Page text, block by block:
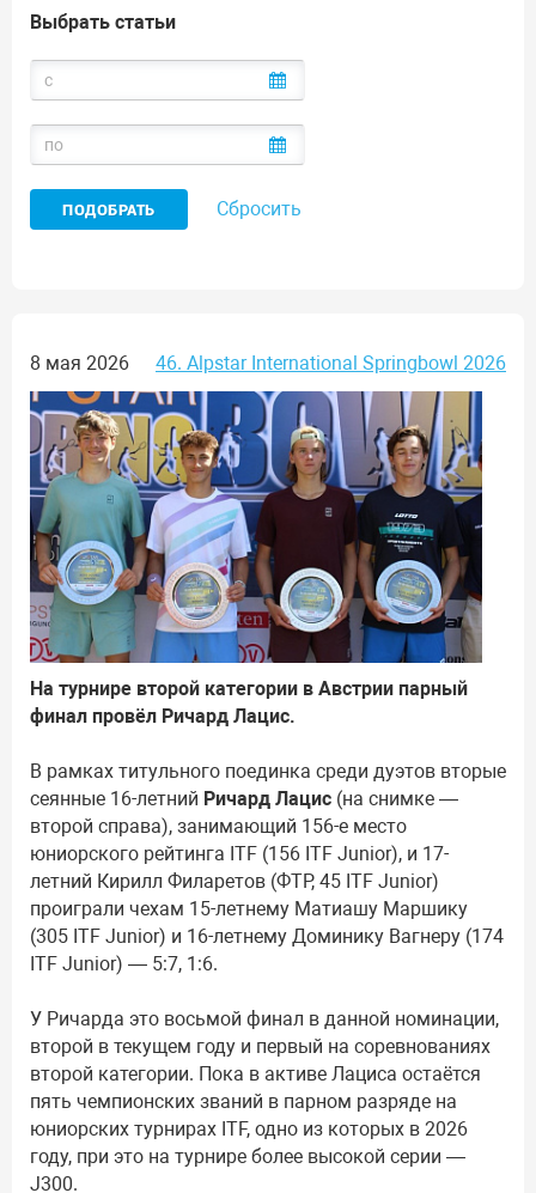
Выбрать статьи
Сбросить
8 мая 2026 46. Alpstar International Springbowl 2026
На турнире второй категории в Австрии парный
финал провёл Ричард Лацис.
В рамках титульного поединка среди дуэтов вторые
сеянные 16-летний Ричард Лацис (на снимке —
второй справа), занимающий 156-е место
юниорского рейтинга ITF (156 ITF Junior), и 17-
летний Кирилл Филаретов (ФТР, 45 ITF Junior)
проиграли чехам 15-летнему Матиашу Маршику
(305 ITF Junior) и 16-летнему Доминику Вагнеру (174
ITF Junior) — 5:7, 1:6.
У Ричарда это восьмой финал в данной номинации,
второй в текущем году и первый на соревнованиях
второй категории. Пока в активе Лациса остаётся
пять чемпионских званий в парном разряде на
юниорских турнирах ITF, одно из которых в 2026
году, при это на турнире более высокой серии —
J300.